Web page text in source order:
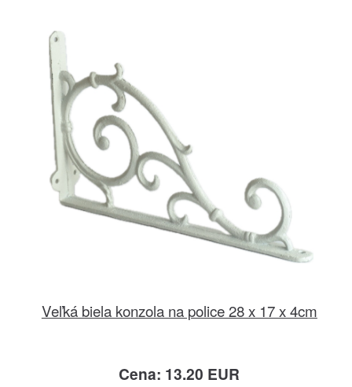
Veľká biela konzola na police 28 x 17 x 4cm
Cena: 13.20 EUR